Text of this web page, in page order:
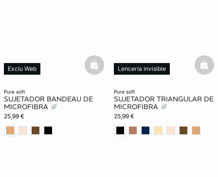
pure soft
SUJETADOR BANDEAU DE
MICROFIBRA
25,99 €
Exclu Web
New in
basketfull
pure soft
SUJETADOR TRIANGULAR DE
MICROFIBRA
25,99 €
Lencería invisible